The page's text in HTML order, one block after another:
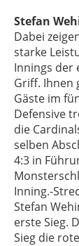
Stefan
Dabei
starke
Innings der
Griff. Ihnen
Gäste im
Defensive
die
selben
4:3 in
Inning.-
Stefan
erste Sieg.
Sieg die